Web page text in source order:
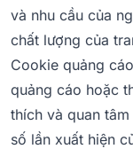
và nhu cầu của
chất lượng của
Cookie quảng
quảng cáo hoặc
thích và quan
số lần xuất hiện